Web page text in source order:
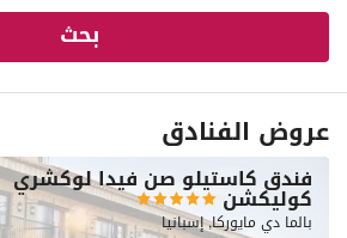
بحث
عروض الفنادق
فندق كاستيلو صن فيدا لوكشري
كوليكشن
بالما دي مايوركا, إسبانيا